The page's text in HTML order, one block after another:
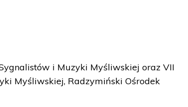
i Muzyki Myśliwskiej oraz VII
Myśliwskiej, Radzymiński Ośrodek